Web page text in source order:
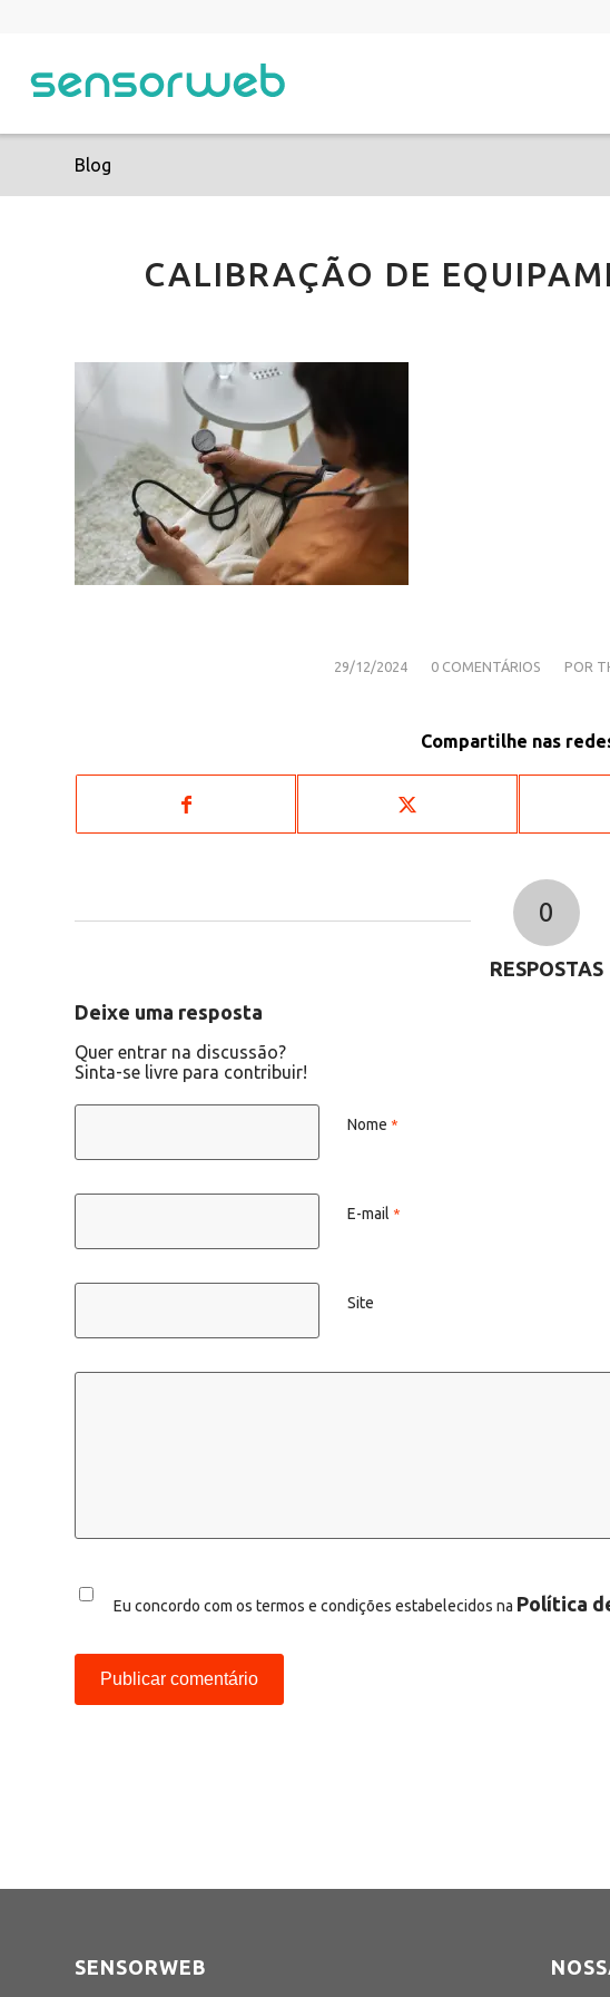
Blog
CALIBRAÇÃO DE
29/12/2024
/ 0 COMENTÁRIOS
/ POR
Compartilhe nas
0
RESPOSTAS
Deixe uma resposta
Quer entrar na discussão?
Sinta-se livre para contribuir!
Nome *
E-mail *
Site
Eu concordo com os termos e condições estabelecidos na Política
SENSORWEB